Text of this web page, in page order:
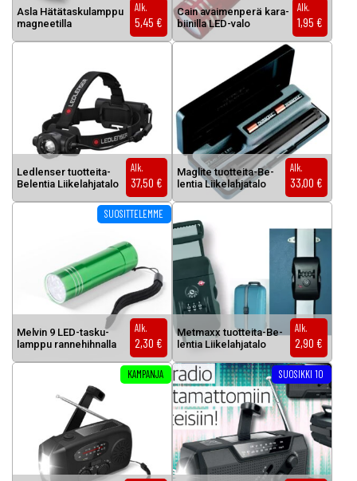
As­la Hä­tä­tas­ku­lamp­pu
mag­nee­til­la
Alk.
5,45 €
Cain avai­men­pe­rä ka­ra­
bii­nil­la LED-va­lo
Alk.
1,95 €
Led­len­ser tuot­tei­ta-
Be­len­tia Lii­ke­lah­ja­ta­lo
Alk.
37,50 €
Mag­li­te tuot­tei­ta-Be­
len­tia Lii­ke­lah­ja­ta­lo
Alk.
33,00 €
Mel­vin 9 LED-tas­ku­
lamp­pu ran­ne­hih­nal­la
Alk.
2,30 €
SUOSITTELEMME
Tällä tuotteella on useampi muunnelma. Voit tehdä valinnat
Met­maxx tuot­tei­ta-Be­
len­tia Lii­ke­lah­ja­ta­lo
Alk.
2,90 €
KAMPANJA SUOSIKKI 10